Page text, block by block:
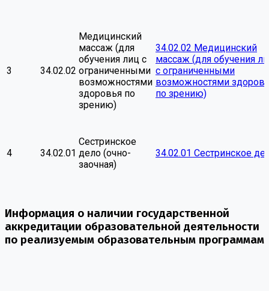
3 34.02.02
Медицинский
массаж (для
обучения лиц с
ограниченными
возможностями
здоровья по
зрению)
34.02.02 Медицинский
массаж (для обучения
с ограниченными
возможностями
по зрению)
4 34.02.01
Сестринское
дело (очно-
заочная)
34.02.01 Сестринское
Информация о наличии государственной
аккредитации образовательной деятельности
по реализуемым образовательным программам